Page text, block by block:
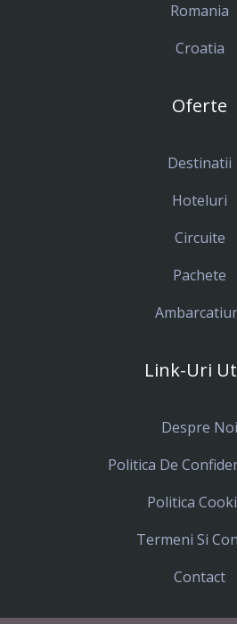
Romania
Croatia
Oferte
Destinatii
Hoteluri
Circuite
Pachete
Link-Uri
Despre Noi
Politica De
Politica
Termeni Si
Contact